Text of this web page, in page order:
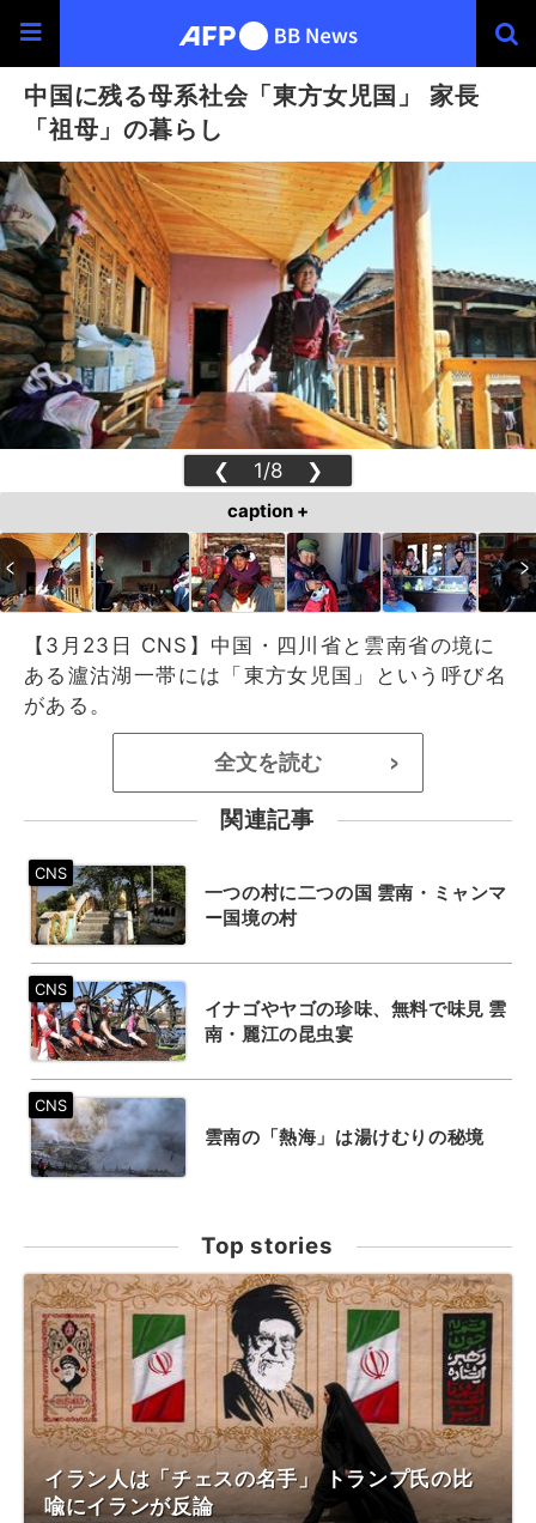
中国に残る母系社会「東方女児国」 家長
「祖母」の暮らし
❮ 1/8 ❯
caption +
【3月23日 CNS】中国・四川省と雲南省の境に
ある瀘沽湖一帯には「東方女児国」という呼び名
がある。
全文を読む >
関連記事
一つの村に二つの国 雲南・ミャンマ
ー国境の村
イナゴやヤゴの珍味、無料で味見 雲
南・麗江の昆虫宴
雲南の「熱海」は湯けむりの秘境
Top stories
イラン人は「チェスの名手」 トランプ氏の比
喩にイランが反論